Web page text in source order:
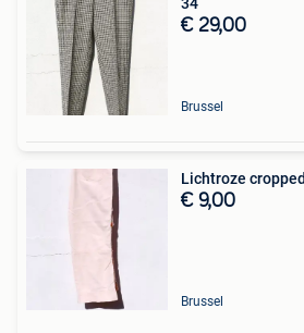
€ 29,00
Brussel
Lichtroze
€ 9,00
Brussel